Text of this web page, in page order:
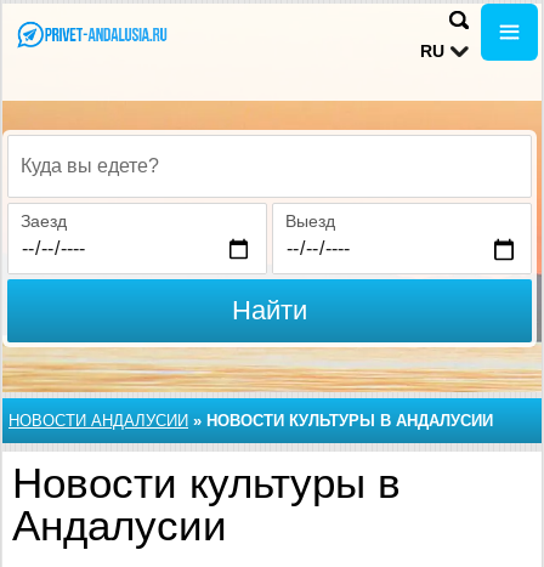
RU
Куда вы едете?
Заезд Выезд
Найти
НОВОСТИ АНДАЛУСИИ » НОВОСТИ КУЛЬТУРЫ В АНДАЛУСИИ
Новости культуры в
Андалусии